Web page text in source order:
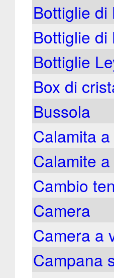
Bottiglie di
Bottiglie di
Bottiglie
Box di
Bussola
Calamita
Calamite
Cambio
Camera
Camera a
Campana